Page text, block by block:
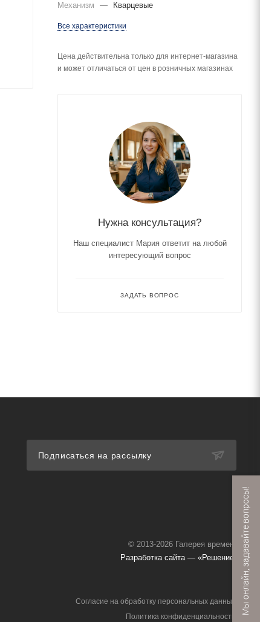
Механизм
— Кварцевые
Все характеристики
Цена действительна только для интернет-магазина
и может отличаться от цен в розничных магазинах
Нужна консультация?
Наш специалист Мария ответит на любой
интересующий вопрос
ЗАДАТЬ ВОПРОС
Подписаться на рассылку
© 2013-2026 Галерея времени
Разработка сайта — «Решение»
Согласие на обработку персональных данных
Политика конфиденциальности
Мы онлайн, задавайте вопросы!